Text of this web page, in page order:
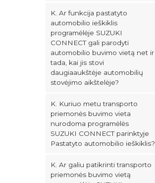
K. Ar funkcija pastatyto
automobilio ieškiklis
programėlėje SUZUKI
CONNECT gali parodyti
automobilio buvimo vietą net ir
tada, kai jis stovi
daugiaaukštėje automobilių
stovėjimo aikštelėje?
K. Kuriuo metu transporto
priemonės buvimo vieta
nurodoma programėlės
SUZUKI CONNECT parinktyje
Pastatyto automobilio ieškiklis?
K. Ar galiu patikrinti transporto
priemonės buvimo vietą